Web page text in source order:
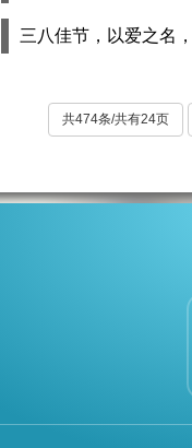
三八佳节，以爱之名
共474条/共有24页